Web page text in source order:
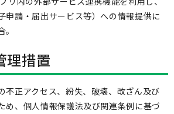
申請・届出サービス等）への情報提供に
理措置
不正アクセス、紛失、破壊、改ざん及び
め、個人情報保護法及び関連条例に基づ